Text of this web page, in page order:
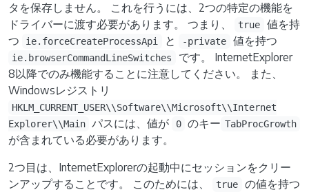
タを保存しません。 これを行うには、2つの特定の機能を
ドライバーに渡す必要があります。 つまり、
true
値を持
つ
ie.forceCreateProcessApi と -private 値を持つ
ie.browserCommandLineSwitches
です。 InternetExplorer
8以降でのみ機能することに注意してください。 また、
Windowsレジストリ
HKLM_CURRENT_USER\\Software\\Microsoft\\Internet
Explorer\\Main パスには、値が 0 のキー TabProcGrowth
が含まれている必要があります。
2つ目は、InternetExplorerの起動中にセッションをクリー
ンアップすることです。 このためには、
true
の値を持つ